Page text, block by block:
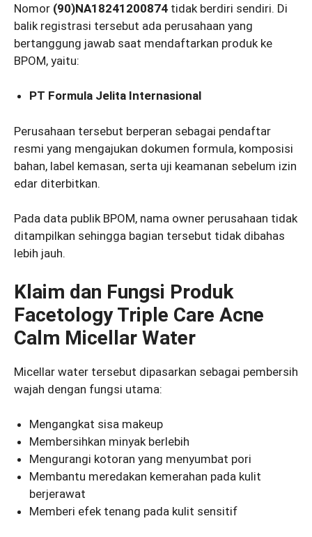
Nomor (90)NA18241200874 tidak berdiri sendiri. Di
balik registrasi tersebut ada perusahaan yang
bertanggung jawab saat mendaftarkan produk ke
BPOM, yaitu:
PT Formula Jelita Internasional
Perusahaan tersebut berperan sebagai pendaftar
resmi yang mengajukan dokumen formula, komposisi
bahan, label kemasan, serta uji keamanan sebelum izin
edar diterbitkan.
Pada data publik BPOM, nama owner perusahaan tidak
ditampilkan sehingga bagian tersebut tidak dibahas
lebih jauh.
Klaim dan Fungsi Produk
Facetology Triple Care Acne
Calm Micellar Water
Micellar water tersebut dipasarkan sebagai pembersih
wajah dengan fungsi utama:
Mengangkat sisa makeup
Membersihkan minyak berlebih
Mengurangi kotoran yang menyumbat pori
Membantu meredakan kemerahan pada kulit
berjerawat
Memberi efek tenang pada kulit sensitif